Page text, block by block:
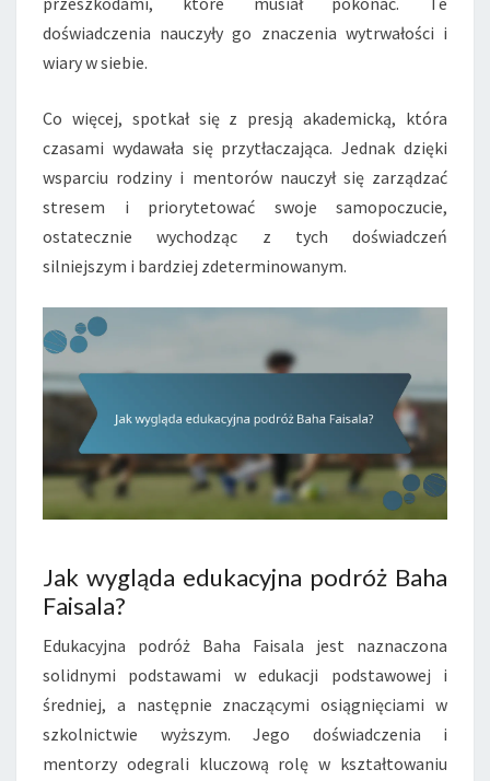
doświadczenia nauczyły go znaczenia wytrwałości i
wiary w siebie.
Co więcej, spotkał się z presją akademicką, która
czasami wydawała się przytłaczająca. Jednak dzięki
wsparciu rodziny i mentorów nauczył się zarządzać
stresem i priorytetować swoje samopoczucie,
ostatecznie wychodząc z tych doświadczeń
silniejszym i bardziej zdeterminowanym.
Jak wygląda edukacyjna podróż Baha
Faisala?
Edukacyjna podróż Baha Faisala jest naznaczona
solidnymi podstawami w edukacji podstawowej i
średniej, a następnie znaczącymi osiągnięciami w
szkolnictwie wyższym. Jego doświadczenia i
mentorzy odegrali kluczową rolę w kształtowaniu